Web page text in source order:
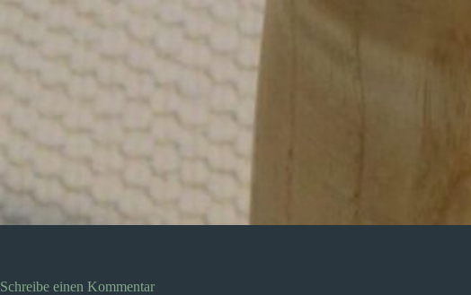
Schreibe einen Kommentar